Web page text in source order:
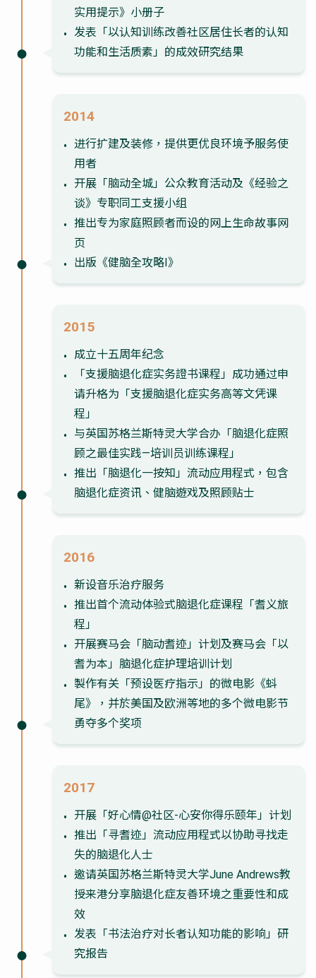
实用提示》小册子
发表「以认知训练改善社区居住长者的认知
功能和生活质素」的成效研究结果
2014
进行扩建及装修，提供更优良环境予服务使
用者
开展「脑动全城」公众教育活动及《经验之
谈》专职同工支援小组
推出专为家庭照顾者而设的网上生命故事网
页
出版《健脑全攻略I》
2015
成立十五周年纪念
「支援脑退化症实务證书课程」成功通过申
请升格为「支援脑退化症实务高等文凭课
程」
与英国苏格兰斯特灵大学合办「脑退化症照
顾之最佳实践—培训员训练课程」
推出「脑退化一按知」流动应用程式，包含
脑退化症资讯、健脑遊戏及照顾贴士
2016
新设音乐治疗服务
推出首个流动体验式脑退化症课程「耆义旅
程」
开展赛马会「脑动耆迹」计划及赛马会「以
耆为本」脑退化症护理培训计划
製作有关「预设医疗指示」的微电影《蚪
尾》，并於美国及欧洲等地的多个微电影节
勇夺多个奖项
2017
开展「好心情@社区-心安你得乐颐年」计划
推出「寻耆迹」流动应用程式以协助寻找走
失的脑退化人士
邀请英国苏格兰斯特灵大学June Andrews教
授来港分享脑退化症友善环境之重要性和成
效
发表「书法治疗对长者认知功能的影响」研
究报告